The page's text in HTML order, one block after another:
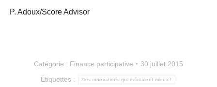
P. Adoux/Score Advisor
Catégorie : Finance participative 30 juillet 2015
Étiquettes : Des innovations qui méritaient mieux !